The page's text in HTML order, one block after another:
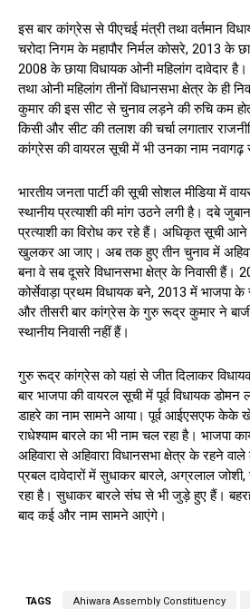
इस बार कांग्रेस से पीएचई मंत्री तथा वर्तमान
चरोदा निगम के महापौर निर्मल कोसरे, 2013 के
2008 के छाया विधायक ओनी महिलांग दावेदार
तथा ओनी महिलांग तीनों विधानसभा क्षेत्र के ही
कुमार की इस सीट से चुनाव लड़ने की रुचि कम
किसी और सीट की तलाश की चर्चा लगातार
कांग्रेस की वायरल सूची में भी उनका नाम नवागढ़
भारतीय जनता पार्टी की सूची सोशल मीडिया में
स्थानीय प्रत्याशी की मांग उठने लगी है। दबे
प्रत्याशी का विरोध कर रहे हैं। अधिकृत सूची आने
खुलकर आ जाए। अब तक हुए तीन चुनाव में
बना वे सब दूसरे विधानसभा क्षेत्र के निवासी हैं।
कोर्सेवाड़ा प्रथम विधायक बने, 2013 में भाजपा के
और तीसरी बार कांग्रेस के गुरु रूद्र कुमार ने
स्थानीय निवासी नहीं हैं।
गुरु रूद्र कांग्रेस को यहां से जीत दिलाकर
बार भाजपा की वायरल सूची में पूर्व विधायक डोमन
डाहरे का नाम सामने आया। पूर्व आईएसएफ केके
राधेश्याम बारले का भी नाम चल रहा है। भाजपा
अहिवारा से अहिवारा विधानसभा क्षेत्र के रहने वाले
प्रबल दावेदारों में सुधाकर बारले, अग्रलाल जोशी,
रहा है। सुधाकर बारले संघ से भी जुड़े हुए हैं।
बाद कई और नाम सामने आएंगे।
TAGS Ahiwara Assembly Constituency